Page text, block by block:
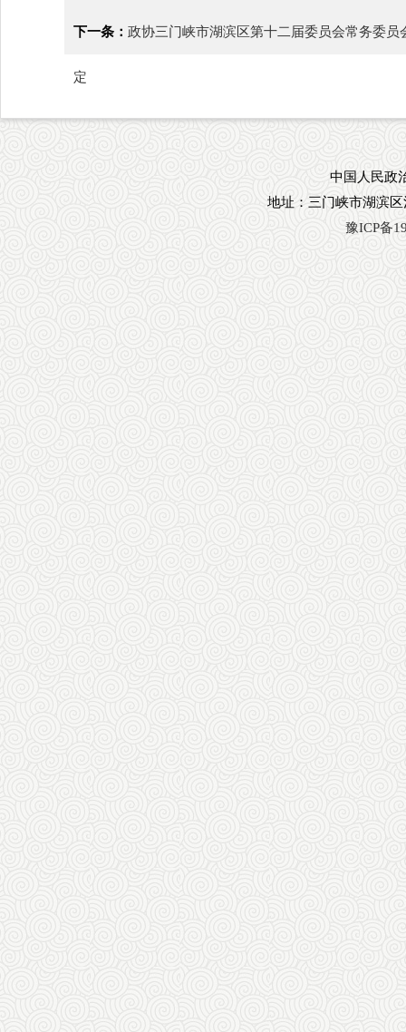
下一条： 政协三门峡市湖滨区第十二届委员会常务委
定
中国人民政
地址：三门峡市湖滨
豫ICP备